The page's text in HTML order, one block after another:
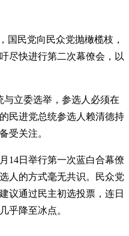
国民党向民众党抛橄榄枝，
尽快进行第二次幕僚会，以
与立委选举，参选人必须在
民进党总统参选人赖清德持
受关注。
14日举行第一次蓝白合幕僚
人的方式毫无共识。民众党
议通过民主初选投票，连日
乎降至冰点。